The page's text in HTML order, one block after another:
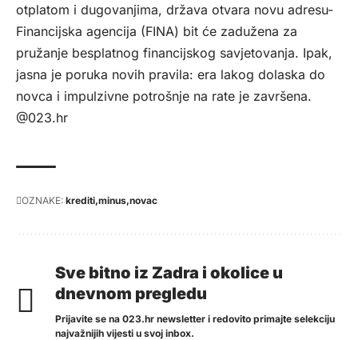
otplatom i dugovanjima, država otvara novu adresu-
Financijska agencija (FINA) bit će zadužena za
pružanje besplatnog financijskog savjetovanja. Ipak,
jasna je poruka novih pravila: era lakog dolaska do
novca i impulzivne potrošnje na rate je završena.
@023.hr
OZNAKE: krediti minus novac
Sve bitno iz Zadra i okolice u
dnevnom pregledu
Prijavite se na 023.hr newsletter i redovito primajte selekciju
najvažnijih vijesti u svoj inbox.